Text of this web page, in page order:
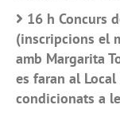
16 h Concurs
(inscripcions el
amb Margarita
es faran al
condicionats a